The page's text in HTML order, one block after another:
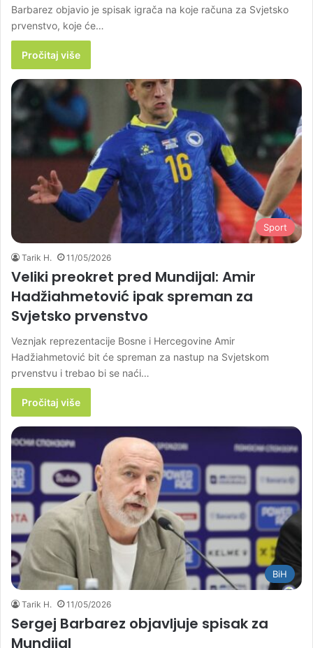
Barbarez objavio je spisak igrača na koje računa za Svjetsko
prvenstvo, koje će…
Pročitaj više
Sport
Tarik H. 11/05/2026
Veliki preokret pred Mundijal: Amir
Hadžiahmetović ipak spreman za
Svjetsko prvenstvo
Veznjak reprezentacije Bosne i Hercegovine Amir
Hadžiahmetović bit će spreman za nastup na Svjetskom
prvenstvu i trebao bi se naći…
Pročitaj više
BiH
Tarik H. 11/05/2026
Sergej Barbarez objavljuje spisak za
Mundijal